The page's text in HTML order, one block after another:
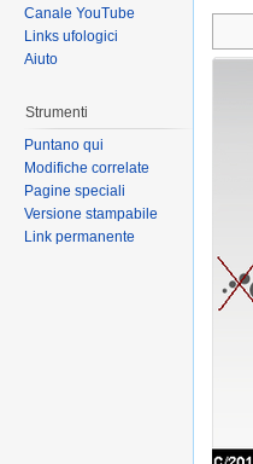
Canale YouTube
Links ufologici
Aiuto
Strumenti
Puntano qui
Modifiche correlate
Pagine speciali
Versione stampabile
Link permanente